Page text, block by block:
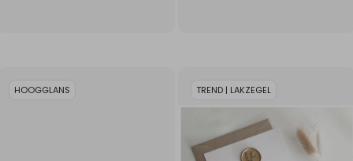
HOOGGLANS TREND | LAKZEGEL